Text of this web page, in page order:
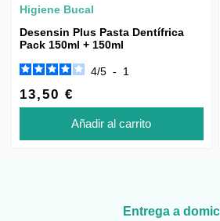
Higiene Bucal
Desensin Plus Pasta Dentífrica
Pack 150ml + 150ml
4/5 - 1
13,50 €
Añadir al carrito
Entrega a